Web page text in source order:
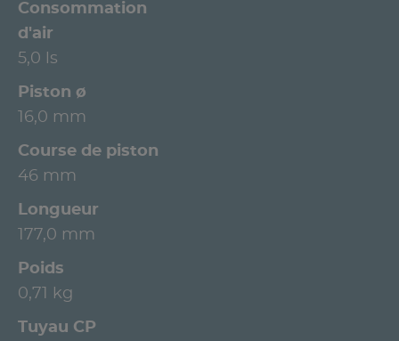
Consommation
d'air
5,0 ls
Piston ø
16,0 mm
Course de piston
46 mm
Longueur
177,0 mm
Poids
0,71 kg
Tuyau CP